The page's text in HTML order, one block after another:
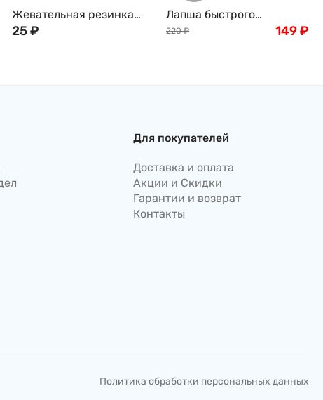
Жевательная резинка
MARUKAWA, со вкусом
25₽
Лапша быстрого
приготовления Нонгшим
220 ₽ 149₽
Для покупателей
Доставка и оплата
Акции и Скидки
Гарантии и возврат
Контакты
Политика обработки персональных данных